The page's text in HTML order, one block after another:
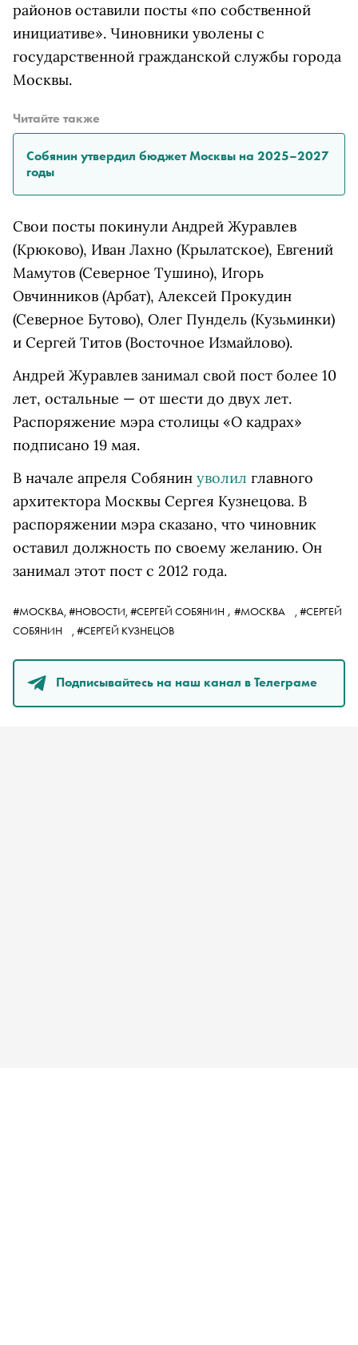
районов оставили посты «по собственной
инициативе». Чиновники уволены с
государственной гражданской службы города
Москвы.
Читайте также
Собянин утвердил бюджет Москвы на 2025–2027
годы
Свои посты покинули Андрей Журавлев
(Крюково), Иван Лахно (Крылатское), Евгений
Мамутов (Северное Тушино), Игорь
Овчинников (Арбат), Алексей Прокудин
(Северное Бутово), Олег Пундель (Кузьминки)
и Сергей Титов (Восточное Измайлово).
Андрей Журавлев занимал свой пост более 10
лет, остальные — от шести до двух лет.
Распоряжение мэра столицы «О кадрах»
подписано 19 мая.
В начале апреля Собянин уволил главного
архитектора Москвы Сергея Кузнецова. В
распоряжении мэра сказано, что чиновник
оставил должность по своему желанию. Он
занимал этот пост с 2012 года.
#МОСКВА, #НОВОСТИ, #СЕРГЕЙ СОБЯНИН , #МОСКВА , #СЕРГЕЙ
СОБЯНИН
, #СЕРГЕЙ КУЗНЕЦОВ
Подписывайтесь на наш канал в Телеграме